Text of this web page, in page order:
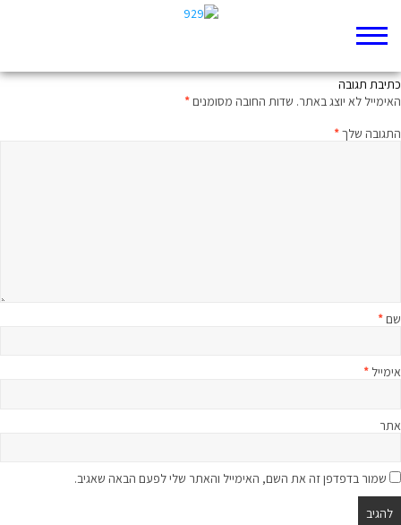
כתיבת תגובה
האימייל לא יוצג באתר. שדות החובה מסומנים*
התגובה שלך*
שם*
אימייל *
אתר
שמור בדפדפן זה את השם, האימייל והאתר שלי לפעם הבאה שאגיב.